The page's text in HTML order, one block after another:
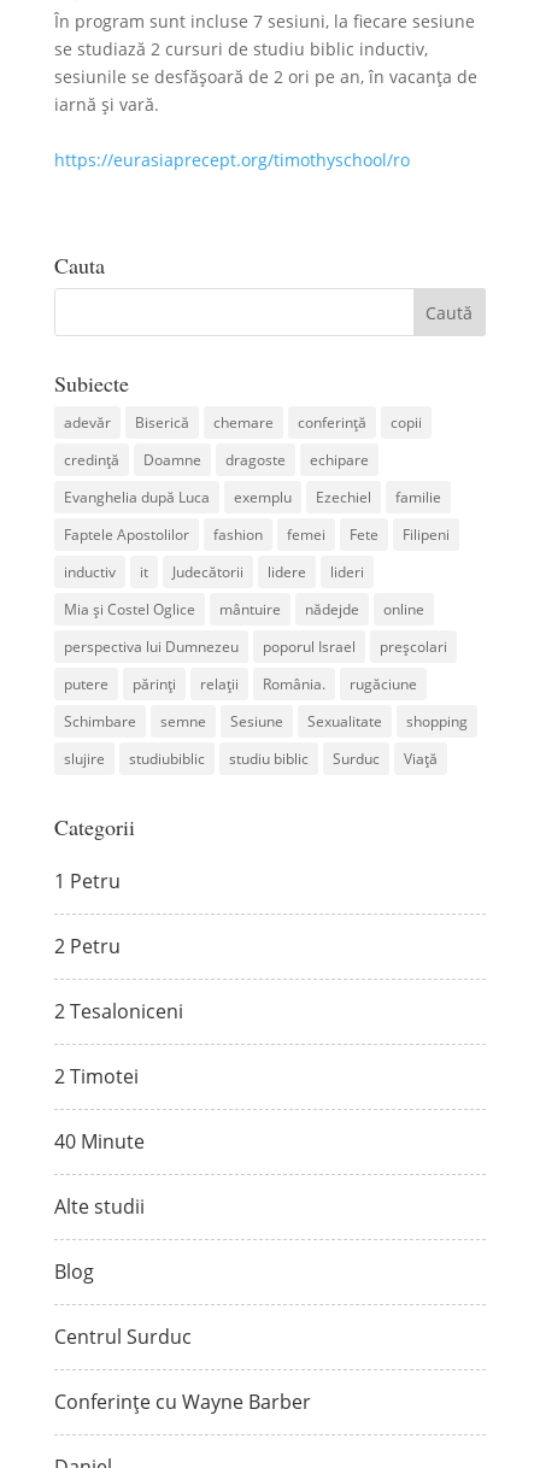
În program sunt incluse 7 sesiuni, la fiecare sesiune
se studiază 2 cursuri de studiu biblic inductiv,
sesiunile se desfășoară de 2 ori pe an, în vacanța de
iarnă și vară.
https://eurasiaprecept.org/timothyschool/ro
Cauta
Subiecte
adevăr Biserică chemare conferință
copii
credință
Doamne dragoste
echipare
Evanghelia după Luca
exemplu Ezechiel
familie
Faptele Apostolilor
fashion femei Fete
Filipeni
inductiv
it Judecătorii lidere
lideri
Mia și Costel Oglice
mântuire nădejde
online
perspectiva lui Dumnezeu
poporul Israel
preșcolari
putere
părinți relații România.
rugăciune
Schimbare
semne Sesiune Sexualitate
shopping
slujire
studiubiblic studiu biblic Surduc Viață
Categorii
1 Petru
2 Petru
2 Tesaloniceni
2 Timotei
40 Minute
Alte studii
Blog
Centrul Surduc
Conferințe cu Wayne Barber